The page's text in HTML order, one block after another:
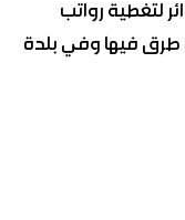
لتغطية رواتب
تنفيذ مشروعات طرق فيها وفي بلدة